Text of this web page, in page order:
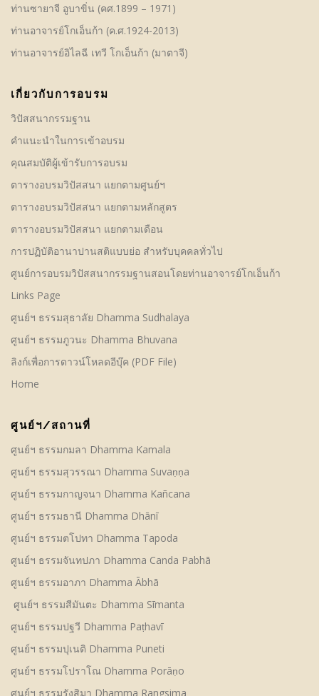
ท่านซายาจี อูบาขิ่น (คศ.1899 – 1971)
ท่านอาจารย์โกเอ็นก้า (ค.ศ.1924-2013)
ท่านอาจารย์อิไลฉี เทวี โกเอ็นก้า (มาตาจี)
เกี่ยวกับการอบรม
วิปัสสนากรรมฐาน
คําแนะนำในการเข้าอบรม
คุณสมบัติผู้เข้ารับการอบรม
ตารางอบรมวิปัสสนา แยกตามศูนย์ฯ
ตารางอบรมวิปัสสนา แยกตามหลักสูตร
ตารางอบรมวิปัสสนา แยกตามเดือน
การปฏิบัติอานาปานสติแบบย่อ สำหรับบุคคลทั่วไป
ศูนย์การอบรมวิปัสสนากรรมฐานสอนโดยท่านอาจารย์โกเอ็นก้า
Links Page
ศูนย์ฯ ธรรมสุธาลัย Dhamma Sudhalaya
ศูนย์ฯ ธรรมภูวนะ Dhamma Bhuvana
ลิงก์เพื่อการดาวน์โหลดอีบุ๊ค (PDF File)
Home
ศูนย์ฯ/สถานที่
ศูนย์ฯ ธรรมกมลา Dhamma Kamala
ศูนย์ฯ ธรรมสุวรรณา Dhamma Suvaṇṇa
ศูนย์ฯ ธรรมกาญจนา Dhamma Kañcana
ศูนย์ฯ ธรรมธานี Dhamma Dhānī
ศูนย์ฯ ธรรมตโปทา Dhamma Tapoda
ศูนย์ฯ ธรรมจันทปภา Dhamma Canda Pabhā
ศูนย์ฯ ธรรมอาภา Dhamma Ābhā
ศูนย์ฯ ธรรมสีมันตะ Dhamma Sīmanta
ศูนย์ฯ ธรรมปฐวี Dhamma Paṭhavī
ศูนย์ฯ ธรรมปุเนติ Dhamma Puneti
ศูนย์ฯ ธรรมโปราโณ Dhamma Porāṇo
ศูนย์ฯ ธรรมรังสิมา Dhamma Rangsima